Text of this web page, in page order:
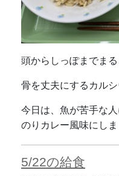
頭からしっぽまでま
骨を丈夫にするカル
今日は、魚が苦手な
のりカレー風味にしま
5/22の給食